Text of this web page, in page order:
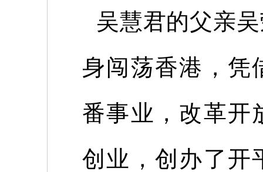
吴慧君的父亲
身闯荡香港，凭
番事业，改革开
创业，创办了开